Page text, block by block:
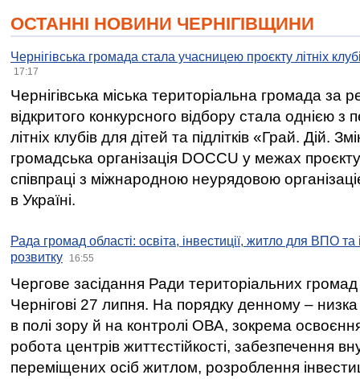
ОСТАННІ НОВИНИ ЧЕРНІГІВЩИНИ
Чернігівська громада стала учасницею проєкту літніх
17:17
Чернігівська міська територіальна громада за
відкритого конкурсного відбору стала однією
літніх клубів для дітей та підлітків «Грай. Дій.
громадська організація DOCCU у межах
співпраці з міжнародною неурядовою
в Україні.
Рада громад області: освіта, інвестиції, житло для ВПО
розвитку
16:55
Чергове засідання Ради територіальних громад
Чернігові 27 липня. На порядку денному –
в полі зору й на контролі ОВА, зокрема освоєння
робота центрів життєстійкості, забезпечення
переміщених осіб житлом, розроблення